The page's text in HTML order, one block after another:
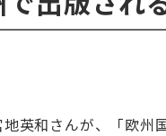
英和さんが、「欧